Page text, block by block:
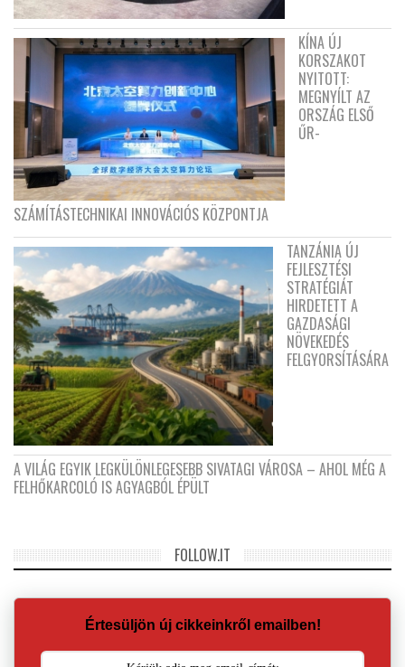
KÍNA ÚJ
KORSZAKOT
NYITOTT:
MEGNYÍLT AZ
ORSZÁG ELSŐ
ŰR-
SZÁMÍTÁSTECHNIKAI INNOVÁCIÓS KÖZPONTJA
TANZÁNIA ÚJ
FEJLESZTÉSI
STRATÉGIÁT
HIRDETETT A
GAZDASÁGI
NÖVEKEDÉS
FELGYORSÍTÁSÁRA
A VILÁG EGYIK LEGKÜLÖNLEGESEBB SIVATAGI VÁROSA – AHOL MÉG A
FELHŐKARCOLÓ IS AGYAGBÓL ÉPÜLT
FOLLOW.IT
Értesüljön új cikkeinkről emailben!